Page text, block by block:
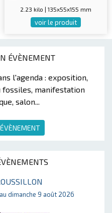
ÉVÈNEMENT
l'agenda : exposition,
fossiles, manifestation
salon...
dimanche 9 août 2026
2.23 kilo | 135x55x155 mm
voir le produit